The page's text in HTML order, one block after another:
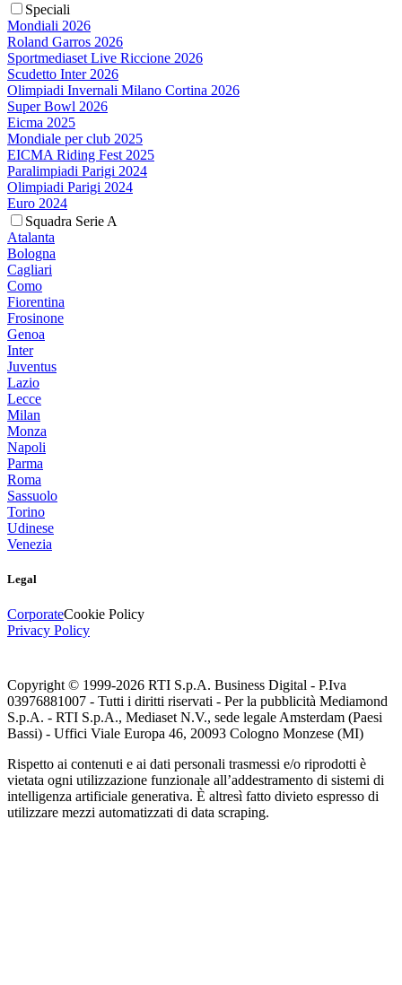
Speciali
Mondiali 2026
Roland Garros 2026
Sportmediaset Live Riccione 2026
Scudetto Inter 2026
Olimpiadi Invernali Milano Cortina 2026
Super Bowl 2026
Eicma 2025
Mondiale per club 2025
EICMA Riding Fest 2025
Paralimpiadi Parigi 2024
Olimpiadi Parigi 2024
Euro 2024
Squadra Serie A
Atalanta
Bologna
Cagliari
Como
Fiorentina
Frosinone
Genoa
Inter
Juventus
Lazio
Lecce
Milan
Monza
Napoli
Parma
Roma
Sassuolo
Torino
Udinese
Venezia
Legal
CorporateCookie Policy
Privacy Policy
Copyright © 1999-2026 RTI S.p.A. Business Digital - P.Iva
03976881007 - Tutti i diritti riservati - Per la pubblicità Mediamond
S.p.A. - RTI S.p.A., Mediaset N.V., sede legale Amsterdam (Paesi
Bassi) - Uffici Viale Europa 46, 20093 Cologno Monzese (MI)
Rispetto ai contenuti e ai dati personali trasmessi e/o riprodotti è
vietata ogni utilizzazione funzionale all’addestramento di sistemi di
intelligenza artificiale generativa. È altresì fatto divieto espresso di
utilizzare mezzi automatizzati di data scraping.